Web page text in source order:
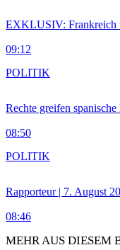
EXKLUSIV: Frankreich
09:12
Rechte greifen
08:50
POLITIK
Rapporteur | 7. August
08:46
POLITIK
MEHR AUS DIESEM